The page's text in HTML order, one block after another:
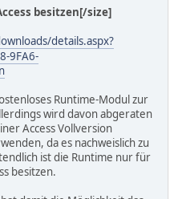
besitzen[/size]
details.aspx?
9FA6-
Runtime-Modul zur
wird davon abgeraten
Access Vollversion
da es nachweislich zu
ist die Runtime nur für
besitzen.